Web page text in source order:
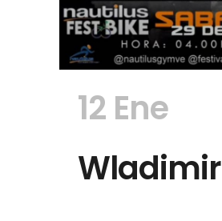
12 Ene
Wladimir